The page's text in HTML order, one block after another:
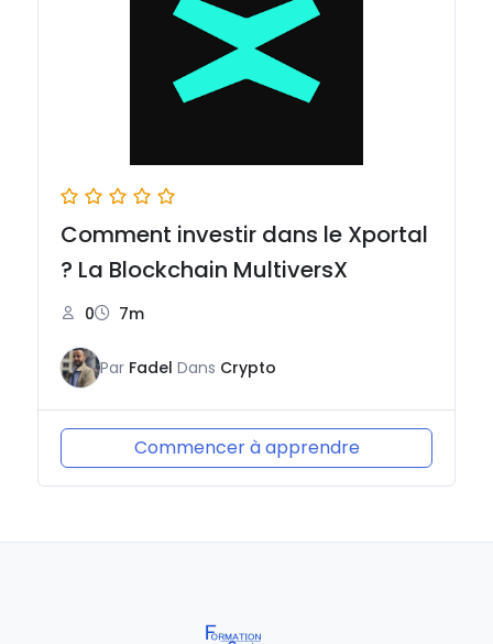
Comment investir dans le Xportal
? La Blockchain MultiversX
0 7m
Par Fadel Dans Crypto
Commencer à apprendre